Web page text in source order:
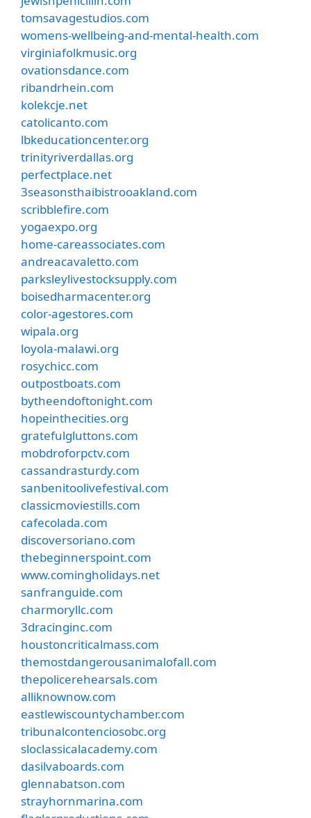
tomsavagestudios.com
womens-wellbeing-and-mental-health.com
virginiafolkmusic.org
ovationsdance.com
ribandrhein.com
kolekcje.net
catolicanto.com
lbkeducationcenter.org
trinityriverdallas.org
perfectplace.net
3seasonsthaibistrooakland.com
scribblefire.com
yogaexpo.org
home-careassociates.com
andreacavaletto.com
parksleylivestocksupply.com
boisedharmacenter.org
color-agestores.com
wipala.org
loyola-malawi.org
rosychicc.com
outpostboats.com
bytheendoftonight.com
hopeinthecities.org
gratefulgluttons.com
mobdroforpctv.com
cassandrasturdy.com
sanbenitoolivefestival.com
classicmoviestills.com
cafecolada.com
discoversoriano.com
thebeginnerspoint.com
www.comingholidays.net
sanfranguide.com
charmoryllc.com
3dracinginc.com
houstoncriticalmass.com
themostdangerousanimalofall.com
thepolicerehearsals.com
alliknownow.com
eastlewiscountychamber.com
tribunalcontenciosobc.org
sloclassicalacademy.com
dasilvaboards.com
glennabatson.com
strayhornmarina.com